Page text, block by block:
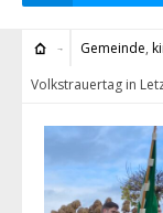
Gemeinde,
Volkstrauertag in